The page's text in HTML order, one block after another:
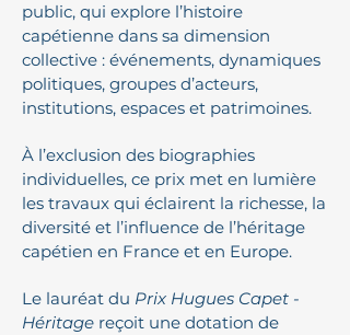
public, qui explore l’histoire
capétienne dans sa dimension
collective : événements, dynamiques
politiques, groupes d’acteurs,
institutions, espaces et patrimoines.
À l’exclusion des biographies
individuelles, ce prix met en lumière
les travaux qui éclairent la richesse, la
diversité et l’influence de l’héritage
capétien en France et en Europe.
Le lauréat du Prix Hugues Capet -
Héritage reçoit une dotation de